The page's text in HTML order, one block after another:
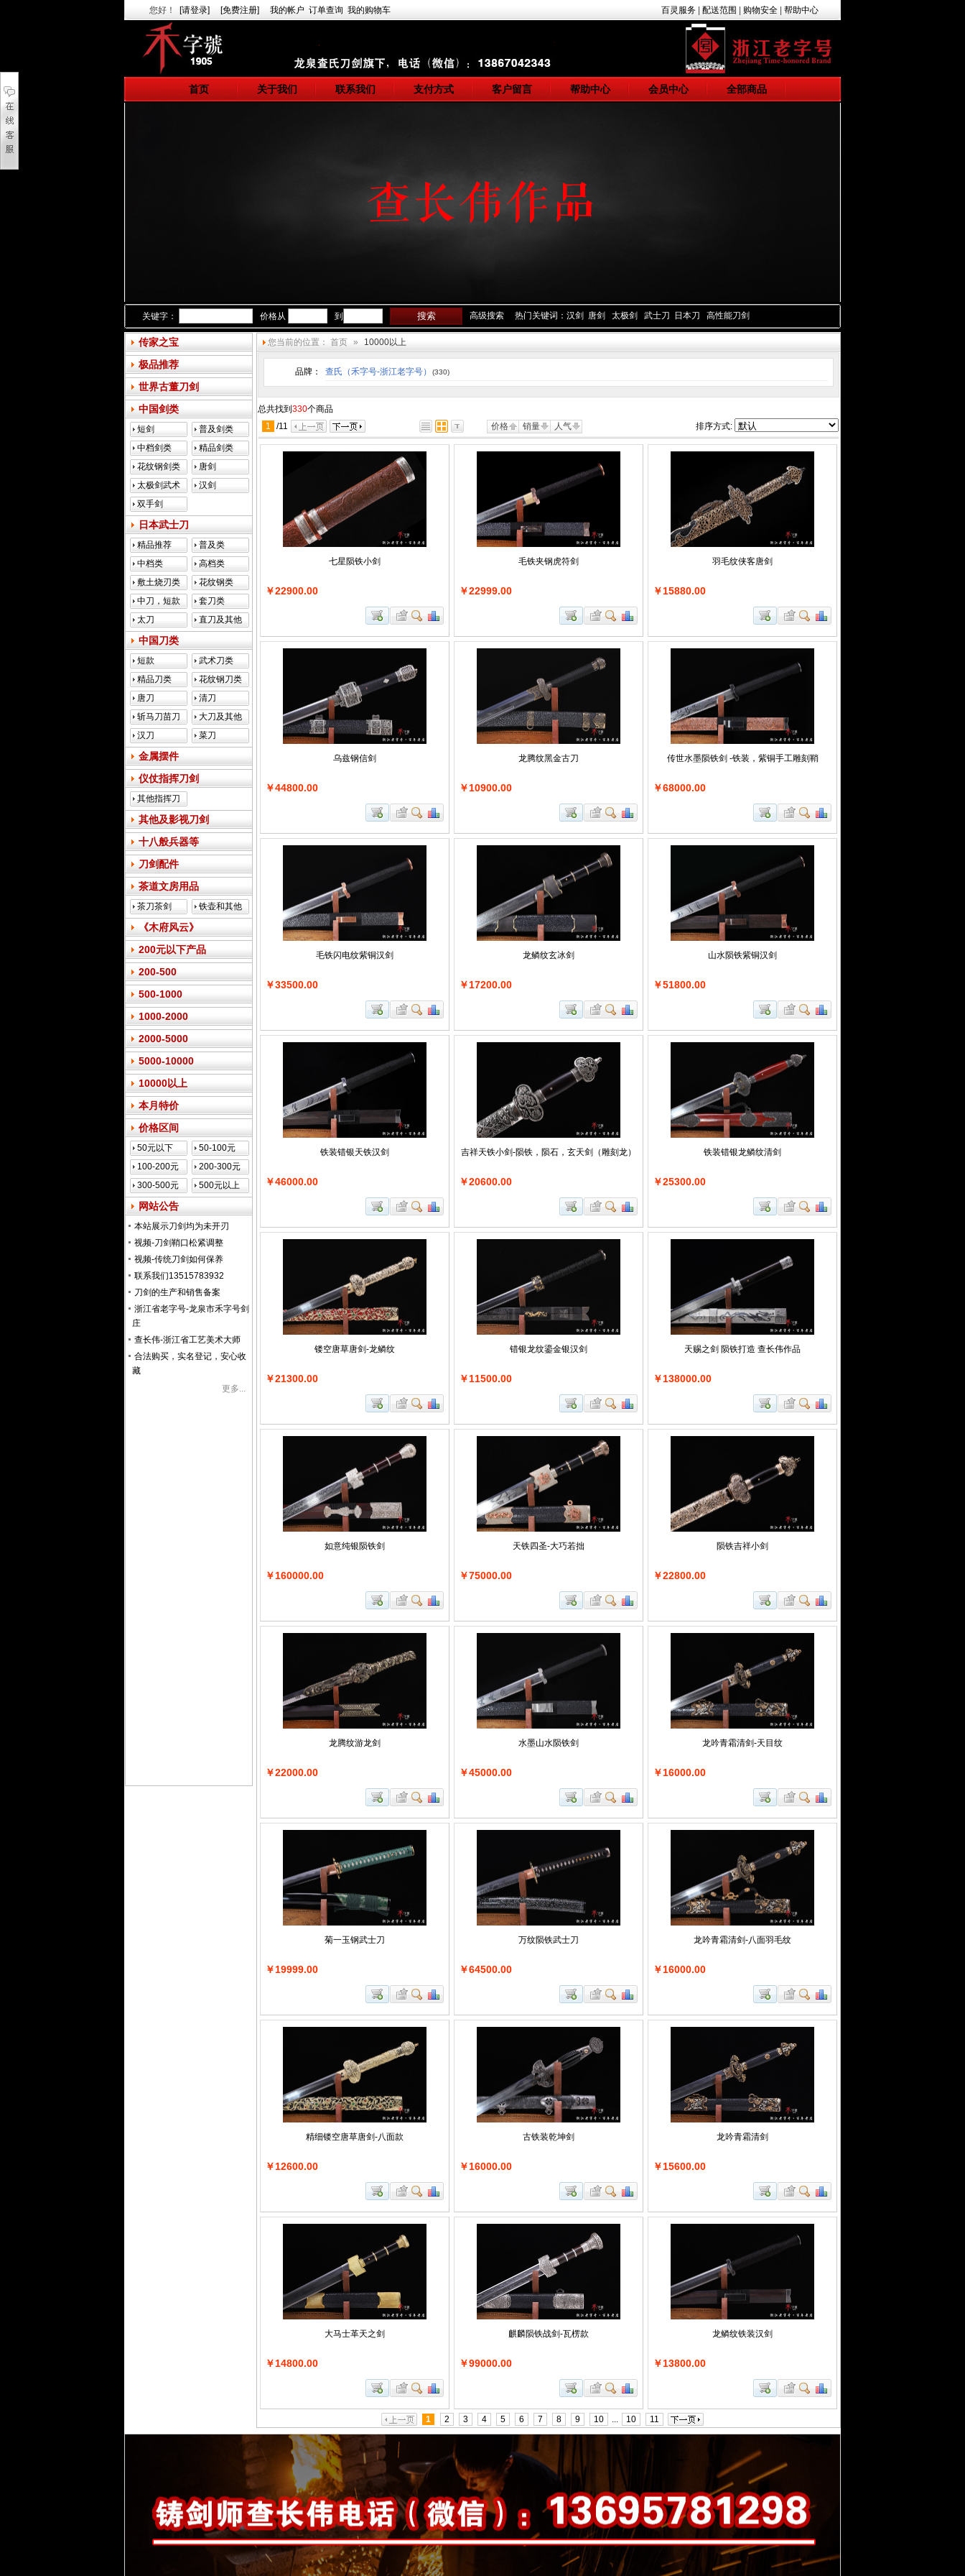
您好 ！ [请登录] [免费注册] 我的帐户 订单查询 我的购物车 百灵服务 配送范围 购物安全 帮助中心
首页 关于我们 联系我们 支付方式 客户留言 帮助中心 会员中心 全部商品
关键字： 价格从 到 高级搜索 热门关键词：汉剑 唐剑 太极剑 武士刀 日本刀 高性能刀剑
传家之宝
极品推荐
世界古董刀剑
中国剑类
短剑
普及剑类
中档剑类
精品剑类
花纹钢剑类
唐剑
太极剑武术
剑
汉剑
双手剑
日本武士刀
精品推荐
普及类
中档类
高档类
敷土烧刃类
花纹钢类
中刀，短款
类
套刀类
太刀
直刀及其他
类
中国刀类
短款
武术刀类
精品刀类
花纹钢刀类
唐刀
清刀
斩马刀苗刀
大刀及其他
类
汉刀 菜刀
金属摆件
仪仗指挥刀剑
其他指挥刀
其他及影视刀剑
十八般兵器等
刀剑配件
茶道文房用品
茶刀茶剑 铁壶和其他
《木府风云》
200元以下产品
200-500
500-1000
1000-2000
2000-5000
5000-10000
10000以上
本月特价
价格区间
50元以下
50-100元
100-200元
200-300元
300-500元
500元以上
网站公告
本站展示刀剑均为未开刃
视频-刀剑鞘口松紧调整
视频-传统刀剑如何保养
联系我们13515783932
刀剑的生产和销售备案
浙江省老字号-龙泉市禾字号剑
庄
查长伟-浙江省工艺美术大师
合法购买，实名登记，安心收
藏
更多...
您当前的位置： 首页 » 10000以上
品牌： 查氏（禾字号-浙江老字号） (330)
总共找到 330个商品
1
/11 价格 销量 人气 排序方式:
七星陨铁小剑
￥22900.00
毛铁夹钢虎符剑
￥22999.00
羽毛纹侠客唐剑
￥15880.00
乌兹钢信剑
￥44800.00
龙腾纹黑金古刀
￥10900.00
传世水墨陨铁剑 -铁装，紫铜手工雕刻鞘
￥68000.00
毛铁闪电纹紫铜汉剑
￥33500.00
龙鳞纹玄冰剑
￥17200.00
山水陨铁紫铜汉剑
￥51800.00
铁装错银天铁汉剑
￥46000.00
吉祥天铁小剑-陨铁，陨石，玄天剑（雕刻龙）
￥20600.00
铁装错银龙鳞纹清剑
￥25300.00
镂空唐草唐剑-龙鳞纹
￥21300.00
错银龙纹鎏金银汉剑
￥11500.00
天赐之剑 陨铁打造 查长伟作品
￥138000.00
如意纯银陨铁剑
￥160000.00
天铁四圣-大巧若拙
￥75000.00
陨铁吉祥小剑
￥22800.00
龙腾纹游龙剑
￥22000.00
水墨山水陨铁剑
￥45000.00
龙吟青霜清剑-天目纹
￥16000.00
菊一玉钢武士刀
￥19999.00
万纹陨铁武士刀
￥64500.00
龙吟青霜清剑-八面羽毛纹
￥16000.00
精细镂空唐草唐剑-八面款
￥12600.00
古铁装乾坤剑
￥16000.00
龙吟青霜清剑
￥15600.00
大马士革天之剑
￥14800.00
麒麟陨铁战剑-瓦楞款
￥99000.00
龙鳞纹铁装汉剑
￥13800.00
1 2 3 4 5 6 7 8 9 10 ... 10 11